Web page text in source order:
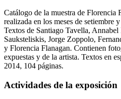
Catálogo de la muestra de Florencia
realizada en los meses de setiembre
Textos de Santiago Tavella, Annabel
Sauksteliskis, Jorge Zoppolo,
y Florencia Flanagan. Contienen
expuestas y de la artista. Textos en
2014, 104 páginas.
Actividades de la exposición